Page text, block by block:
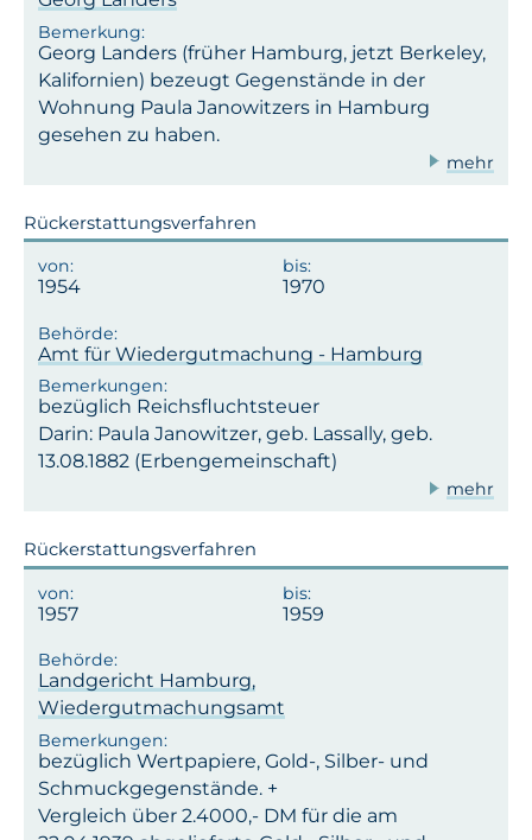
Georg Landers (früher Hamburg, jetzt Berkeley,
Kalifornien) bezeugt Gegenstände in der
Wohnung Paula Janowitzers in Hamburg
gesehen zu haben.
mehr
Rückerstattungsverfahren
1954 1970
Amt für Wiedergutmachung - Hamburg
bezüglich Reichsfluchtsteuer
Darin: Paula Janowitzer, geb. Lassally, geb.
13.08.1882 (Erbengemeinschaft)
mehr
Rückerstattungsverfahren
1957 1959
Landgericht Hamburg,
Wiedergutmachungsamt
bezüglich Wertpapiere, Gold-, Silber- und
Schmuckgegenstände. +
Vergleich über 2.4000,- DM für die am